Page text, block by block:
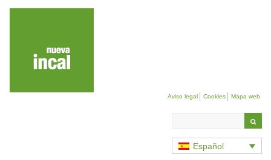
Aviso legal Cookies Mapa web
the
site
Español